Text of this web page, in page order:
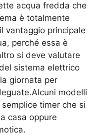
acqua fredda che
è totalmente
vantaggio principale
perché essa è
si deve valutare
sistema elettrico
giornata per
modelli
timer che si
casa oppure